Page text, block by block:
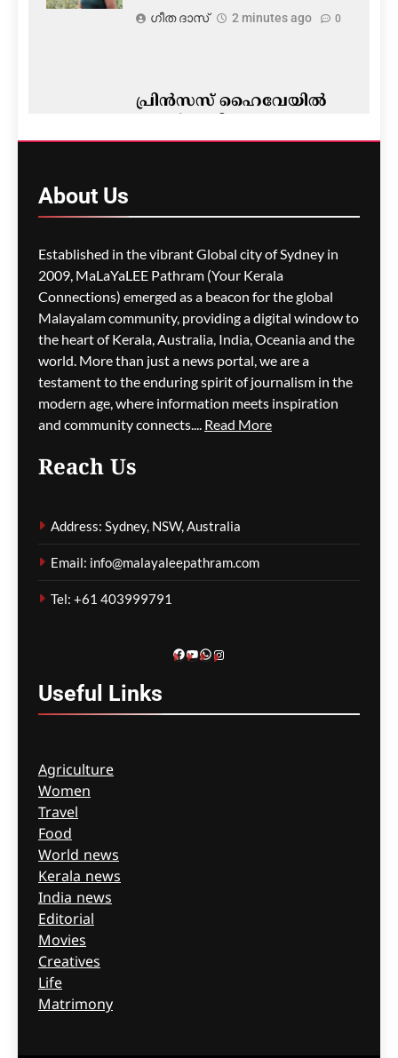
ഗീത ദാസ്‌ 2 minutes ago 0
പ്രിൻസസ് ഹൈവേയിൽ
വാഹനങ്ങളുടെ ടയറുകൾ
വിഡിയോ സന്ദേശത്തിന്
പിന്നാലെ പിഞ്ചു
കുഞ്ഞുങ്ങളെ
കുത്തികൊലപ്പെടുത്തി
അമ്മയുടെ ക്രൂരത; ഒരു
വയസ്സുകാരൻ
ഗുരുതരാവസ്ഥയിൽ
പുതിയ ഓഫറുമായി
വിക്ടോറിയൻ സർക്കാർ;
ഏകകാല ബോണസും
ശമ്പള വർദ്ധനവും
About Us
Established in the vibrant Global city of Sydney in
2009, MaLaYaLEE Pathram (Your Kerala
Connections) emerged as a beacon for the global
Malayalam community, providing a digital window to
the heart of Kerala, Australia, India, Oceania and the
world. More than just a news portal, we are a
testament to the enduring spirit of journalism in the
modern age, where information meets inspiration
and community connects.... Read More
Reach Us
Address: Sydney, NSW, Australia
Email: info@malayaleepathram.com
Tel: +61 403999791
Facebook
YouTube
WhatsApp
Instagram
Useful Links
Agriculture
Women
Travel
Food
World news
Kerala news
India news
Editorial
Movies
Creatives
Life
Matrimony